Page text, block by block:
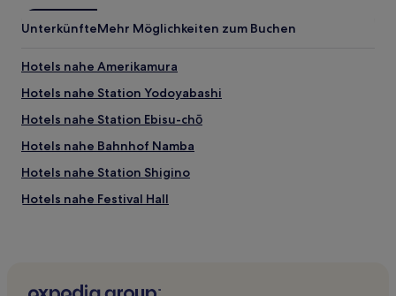
UnterkünfteMehr Möglichkeiten zum Buchen
Hotels nahe Amerikamura
Hotels nahe Station Yodoyabashi
Hotels nahe Station Ebisu-chō
Hotels nahe Bahnhof Namba
Hotels nahe Station Shigino
Hotels nahe Festival Hall